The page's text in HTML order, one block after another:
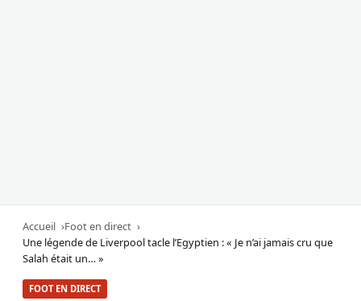
Accueil
Foot en direct
Une légende de Liverpool tacle l’Egyptien : « Je n’ai jamais cru que
Salah était un… »
FOOT EN DIRECT